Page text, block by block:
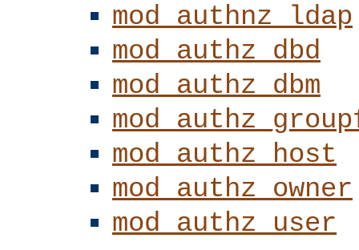
mod_authnz_ldap
mod_authz_dbd
mod_authz_dbm
mod_authz_host
mod_authz_owner
mod_authz_user